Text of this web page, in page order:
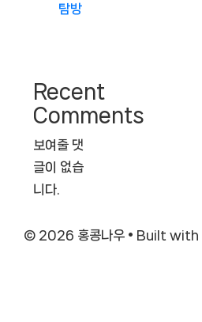
탐방
Recent
Comments
보여줄 댓
글이 없습
니다.
© 2026 홍콩나우 • Built with